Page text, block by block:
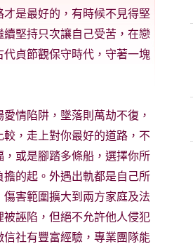
是最好的，有時候不見得堅
堅持只次讓自己受苦，在戀
貞節觀保守時代，守著一塊
情陷阱，墜落則萬劫不復，
，走上對你最好的道路，不
或是腳踏多條船，選擇你所
的起。外遇出軌都是自己所
害範圍擴大到兩方家庭及法
誣陷，但絕不允許他人侵犯
社有豐富經驗，專業團隊能